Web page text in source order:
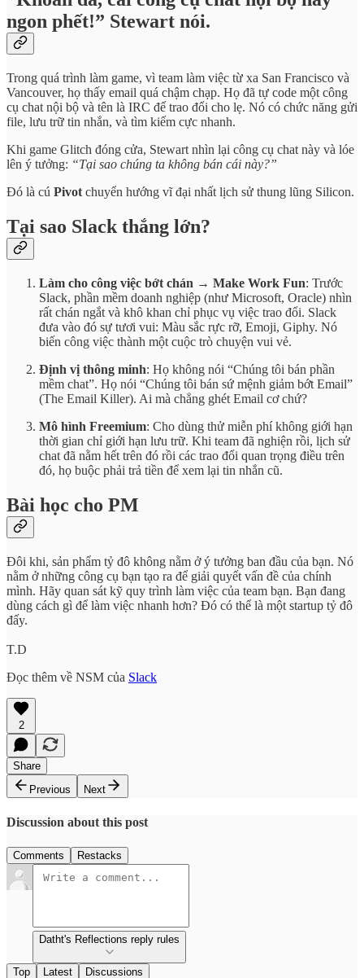
ngon phết!” Stewart nói.
Trong quá trình làm game, vì team làm việc từ xa San Francisco và
Vancouver, họ thấy email quá chậm chạp. Họ đã tự code một công
cụ chat nội bộ và tên là IRC để trao đổi cho lẹ. Nó có chức năng gửi
file, lưu trữ tin nhắn, và tìm kiếm cực nhanh.
Khi game Glitch đóng cửa, Stewart nhìn lại công cụ chat này và lóe
lên ý tưởng: “Tại sao chúng ta không bán cái này?”
Đó là cú Pivot chuyển hướng vĩ đại nhất lịch sử thung lũng Silicon.
Tại sao Slack thắng lớn?
Làm cho công việc bớt chán → Make Work Fun: Trước
Slack, phần mềm doanh nghiệp (như Microsoft, Oracle) nhìn
rất chán ngắt và khô khan chỉ phục vụ việc trao đổi. Slack
đưa vào đó sự tươi vui: Màu sắc rực rỡ, Emoji, Giphy. Nó
biến công việc thành một cuộc trò chuyện vui vẻ.
Định vị thông minh: Họ không nói “Chúng tôi bán phần
mềm chat”. Họ nói “Chúng tôi bán sứ mệnh giảm bớt Email”
(The Email Killer). Ai mà chẳng ghét Email cơ chứ?
Mô hình Freemium: Cho dùng thử miễn phí không giới hạn
thời gian chỉ giới hạn lưu trữ. Khi team đã nghiện rồi, lịch sử
chat đã nằm hết trên đó rồi các trao đổi quan trọng điều trên
đó, họ buộc phải trả tiền để xem lại tin nhắn cũ.
Bài học cho PM
Đôi khi, sản phẩm tỷ đô không nằm ở ý tưởng ban đầu của bạn. Nó
nằm ở những công cụ bạn tạo ra để giải quyết vấn đề của chính
mình. Hãy quan sát kỹ quy trình làm việc của team bạn. Bạn đang
dùng cách gì để làm việc nhanh hơn? Đó có thể là một startup tỷ đô
đấy.
T.D
Đọc thêm về NSM của Slack
2
Share
Previous
Next
Discussion about this post
Comments Restacks
Datht's Reflections reply rules
Top Latest Discussions